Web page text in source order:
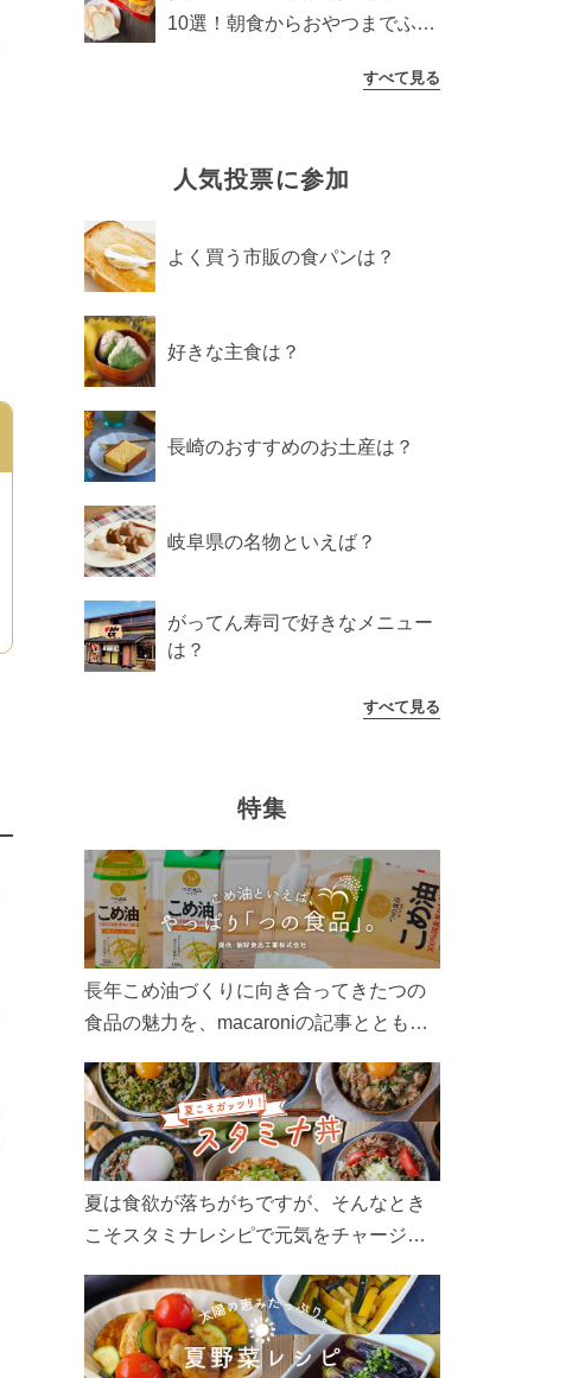
10選！朝食からおやつまでふん
すべて見る
人気投票に参加
よく買う市販の食パンは？
好きな主食は？
長崎のおすすめのお土産は？
岐阜県の名物といえば？
がってん寿司で好きなメニュー
は？
すべて見る
特集
長年こめ油づくりに向き合ってきたつの
食品の魅力を、macaroniの記事とともに
ん、製造現場や品質へのこだわりまで。
こめ油をもっと好きになるコンテンツを
ぜひお楽しみください。
夏は食欲が落ちがちですが、そんなとき
こそスタミナレシピで元気をチャージ！
リ食べて、夏バテを吹き飛ばしましょ
う！